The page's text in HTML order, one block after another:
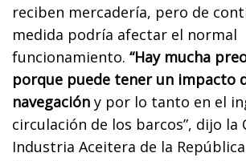
reciben mercadería, pero de
medida podría afectar el normal
funcionamiento. “Hay mucha
porque puede tener un impacto
navegación y por lo tanto en el
circulación de los barcos”, dijo la
Industria Aceitera de la